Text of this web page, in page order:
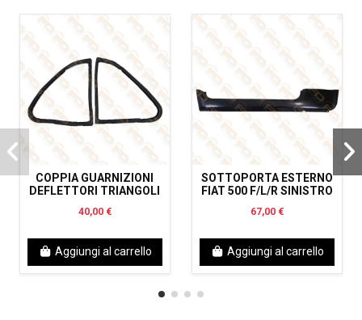
COPPIA GUARNIZIONI
DEFLETTORI TRIANGOLI
40,00 €
Aggiungi al carrello
SOTTOPORTA ESTERNO
FIAT 500 F/L/R SINISTRO
67,00 €
Aggiungi al carrello